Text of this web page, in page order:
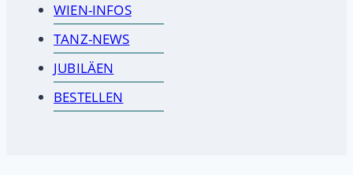
WIEN-INFOS
TANZ-NEWS
JUBILÄEN
BESTELLEN